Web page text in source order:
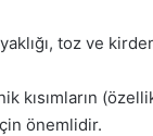
toz ve
kısımların
önemlidir.